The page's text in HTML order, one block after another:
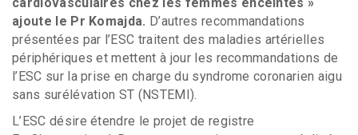
ajoute le Pr Komajda. D’autres recommandations
présentées par l’ESC traitent des maladies artérielles
périphériques et mettent à jour les recommandations de
l’ESC sur la prise en charge du syndrome coronarien aigu
sans surélévation ST (NSTEMI).
L’ESC désire étendre le projet de registre